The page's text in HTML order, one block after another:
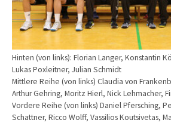
Hinten (von links): Florian Langer, Konstantin
Lukas Poxleitner, Julian Schmidt
Mittlere Reihe (von links) Claudia von
Arthur Gehring, Moritz Hierl, Nick Lehmacher,
Vordere Reihe (von links) Daniel Pfersching,
Schattner, Ricco Wolff, Vassilios Koutsivetas,